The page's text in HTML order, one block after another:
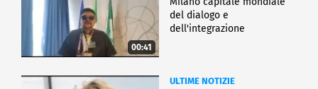
00:41
del dialogo e
dell'integrazione
ULTIME NOTIZIE